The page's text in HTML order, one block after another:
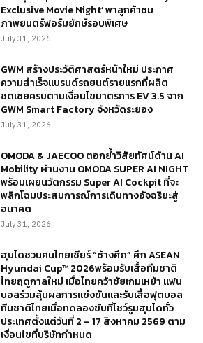
Exclusive Movie Night’ พาลูกค้าชม
ภาพยนตร์ฟอร์มยักษ์รอบพิเศษ
July 31, 2026
GWM สร้างประวัติศาสตร์หน้าใหม่ ประกาศ
ความสำเร็จแบรนด์รถยนต์รายแรกที่ผลิต
ชดเชยครบตามเงื่อนไขมาตรการ EV 3.5 จาก
GWM Smart Factory จังหวัดระยอง
July 31, 2026
OMODA & JAECOO ตอกย้ำวิสัยทัศน์ด้าน AI
Mobility ผ่านงาน OMODA SUPER AI NIGHT
พร้อมเผยนวัตกรรม Super AI Cockpit ที่จะ
พลิกโฉมประสบการณ์การเดินทางอัจฉริยะสู่
อนาคต
July 31, 2026
ฮุนไดชวนคนไทยเชียร์ “ช้างศึก” ศึก ASEAN
Hyundai Cup™ 2026พร้อมรับเสื้อทีมชาติ
ไทยฤดูกาลใหม่ เมื่อไทยคว้าชัยเกมเหย้า แฟน
บอลร่วมลุ้นผลการแข่งขันและรับเสื้อฟุตบอล
ทีมชาติไทยเมื่อทดลองขับที่โชว์รูมฮุนไดทั่ว
ประเทศตั้งแต่วันที่ 2 – 17 สิงหาคม 2569 ตาม
เงื่อนไขที่บริษัทกำหนด